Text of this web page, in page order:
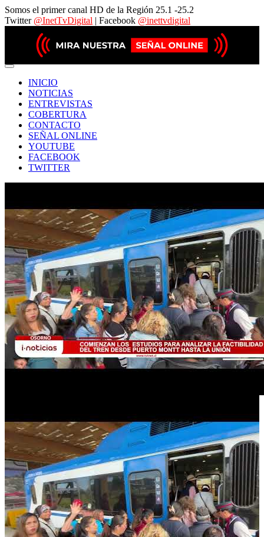
Somos el primer canal HD de la Región 25.1 -25.2
Twitter @InetTvDigital | Facebook @inettvdigital
INICIO
NOTICIAS
ENTREVISTAS
COBERTURA
CONTACTO
SEÑAL ONLINE
YOUTUBE
FACEBOOK
TWITTER